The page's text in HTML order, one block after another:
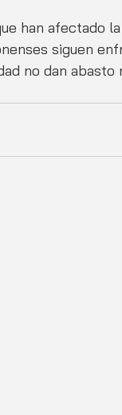
han afectado
siguen
no dan